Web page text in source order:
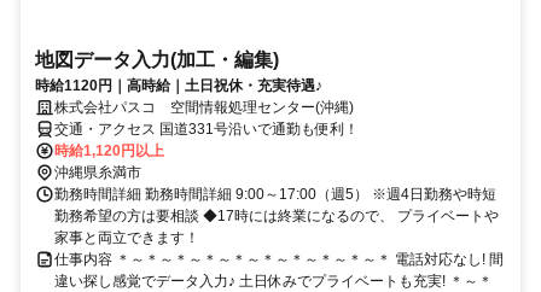
地図データ入力(加工・編集)
時給1120円｜高時給｜土日祝休・充実待遇♪
株式会社パスコ 空間情報処理センター(沖縄)
交通・アクセス 国道331号沿いで通勤も便利！
時給1,120円以上
沖縄県糸満市
勤務時間詳細 勤務時間詳細 9:00～17:00（週5） ※週4日勤務や時短
勤務希望の方は要相談 ◆17時には終業になるので、 プライベートや
家事と両立できます！
仕事内容 ＊～＊～＊～＊～＊～＊～＊～＊～＊～＊ 電話対応なし! 間
違い探し感覚でデータ入力♪ 土日休みでプライベートも充実! ＊～＊